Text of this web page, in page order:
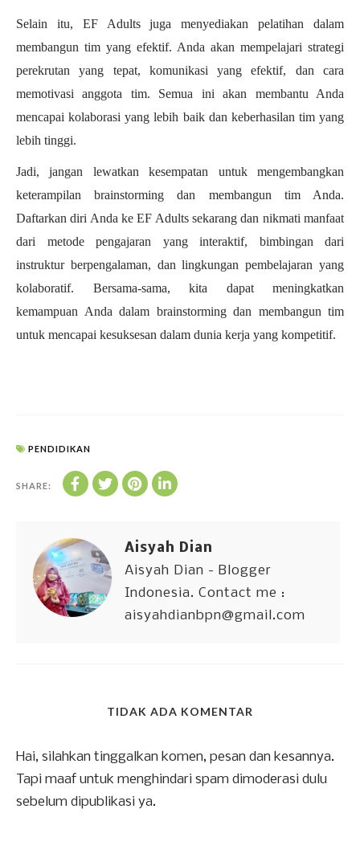
Selain itu, EF Adults juga menyediakan pelatihan dalam
membangun tim yang efektif. Anda akan mempelajari strategi
perekrutan yang tepat, komunikasi yang efektif, dan cara
memotivasi anggota tim. Semua ini akan membantu Anda
mencapai kolaborasi yang lebih baik dan keberhasilan tim yang
lebih tinggi.
Jadi, jangan lewatkan kesempatan untuk mengembangkan
keterampilan brainstorming dan membangun tim Anda.
Daftarkan diri Anda ke EF Adults sekarang dan nikmati manfaat
dari metode pengajaran yang interaktif, bimbingan dari
instruktur berpengalaman, dan lingkungan pembelajaran yang
kolaboratif. Bersama-sama, kita dapat meningkatkan
kemampuan Anda dalam brainstorming dan membangun tim
untuk mencapai kesuksesan dalam dunia kerja yang kompetitif.
PENDIDIKAN
SHARE:
Aisyah Dian
Aisyah Dian - Blogger
Indonesia. Contact me :
aisyahdianbpn@gmail.com
TIDAK ADA KOMENTAR
Hai, silahkan tinggalkan komen, pesan dan kesannya.
Tapi maaf untuk menghindari spam dimoderasi dulu
sebelum dipublikasi ya.